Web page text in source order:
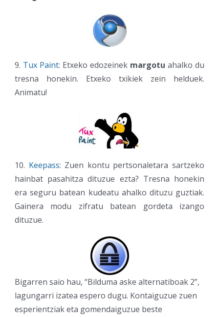
9. Tux Paint: Etxeko edozeinek margotu ahalko du
tresna honekin. Etxeko txikiek zein helduek.
Animatu!
10. Keepass: Zuen kontu pertsonaletara sartzeko
hainbat pasahitza dituzue ezta? Tresna honekin
era seguru batean kudeatu ahalko dituzu guztiak.
Gainera modu zifratu batean gordeta izango
dituzue.
Bigarren saio hau, “Bilduma aske alternatiboak 2”,
lagungarri izatea espero dugu. Kontaiguzue zuen
esperientziak eta gomendaiguzue beste